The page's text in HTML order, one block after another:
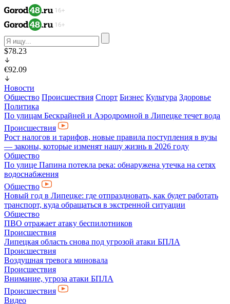
$78.23
€92.09
Новости
Общество Происшествия Спорт Бизнес Культура Здоровье
Политика
По улицам Бескрайней и Аэродромной в Липецке течет вода
Происшествия
Рост налогов и тарифов, новые правила поступления в вузы
— законы, которые изменят нашу жизнь в 2026 году
Общество
По улице Папина потекла река: обнаружена утечка на сетях
водоснабжения
Общество
Новый год в Липецке: где отпраздновать, как будет работать
транспорт, куда обращаться в экстренной ситуации
Общество
ПВО отражает атаку беспилотников
Происшествия
Липецкая область снова под угрозой атаки БПЛА
Происшествия
Воздушная тревога миновала
Происшествия
Внимание, угроза атаки БПЛА
Происшествия
Видео